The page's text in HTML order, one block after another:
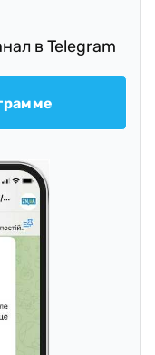
в Telegram